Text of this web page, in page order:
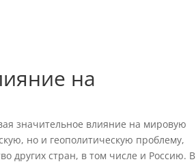
на
значительное влияние на мировую
но и геополитическую проблему,
других стран, в том числе и Россию. В